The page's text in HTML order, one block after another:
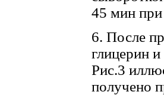
45 мин
6. После
глицерин
Рис.3
получено